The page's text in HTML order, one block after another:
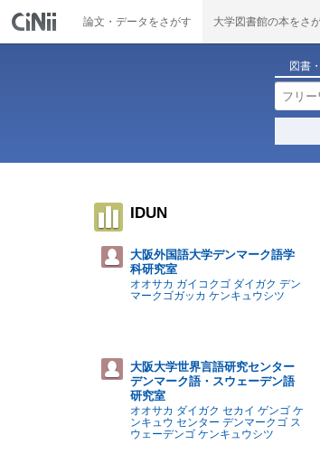
論文・データをさがす 大学図書館の本をさ
図書
IDUN
大阪外国語大学デンマーク語学
科研究室
オオサカ ガイコクゴ ダイガク デン
マークゴガッカ ケンキュウシツ
大阪大学世界言語研究センター
デンマーク語・スウェーデン語
研究室
オオサカ ダイガク セカイ ゲンゴ ケ
ンキュウ センター デンマークゴ ス
ウェーデンゴ ケンキュウシツ